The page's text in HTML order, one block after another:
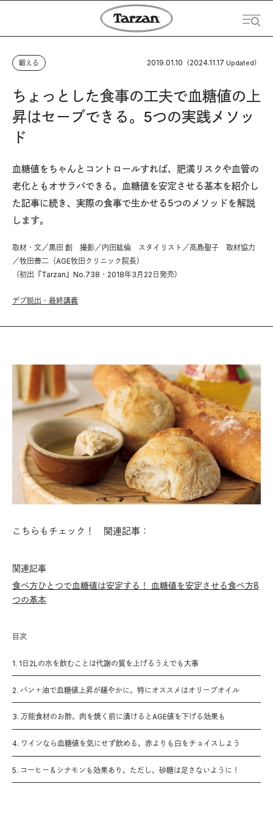
鍛える 2019.01.10 （2024.11.17 Updated）
ちょっとした食事の工夫で血糖値の上
昇はセーブできる。5つの実践メソッ
ド
血糖値をちゃんとコントロールすれば、肥満リスクや血管の
老化ともオサラバできる。血糖値を安定させる基本を紹介し
た記事に続き、実際の食事で生かせる5つのメソッドを解説
します。
取材・文／黒田 創 撮影／内田紘倫 スタイリスト／高島聖子 取材協力
／牧田善二（AGE牧田クリニック院長）
（初出『Tarzan』No.738・2018年3月22日発売）
デブ脱出・最終講義
こちらもチェック！ 関連記事：
関連記事
食べ方ひとつで血糖値は安定する！ 血糖値を安定させる食べ方8
つの基本
目次
1. 1日2Lの水を飲むことは代謝の質を上げるうえでも大事
2. パン＋油で血糖値上昇が緩やかに。特にオススメはオリーブオイル
3. 万能食材のお酢。肉を焼く前に漬けるとAGE値を下げる効果も
4. ワインなら血糖値を気にせず飲める。赤よりも白をチョイスしよう
5. コーヒー＆シナモンも効果あり。ただし、砂糖は足さないように！